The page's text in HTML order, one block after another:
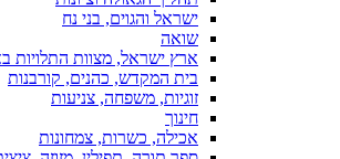
ישראל והגוים, בני נח
שואה
ארץ ישראל, מצוות התלויות
בית המקדש, כהנים, קורבנות
זוגיות, משפחה, צניעות
חינוך
אכילה, כשרות, צמחונות